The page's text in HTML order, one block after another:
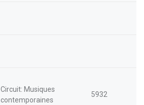
Circuit: Musiques
contemporaines
5932